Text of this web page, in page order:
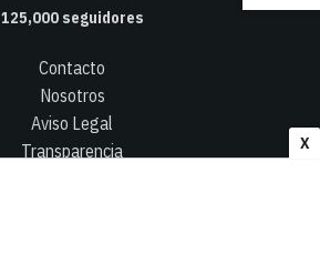
X
125,000seguidores
Contacto
Nosotros
Aviso Legal
Transparencia